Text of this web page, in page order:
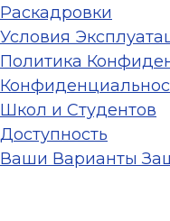
Раскадровки
Условия
Политика
Школ и Студентов
Доступность
Ваши Варианты